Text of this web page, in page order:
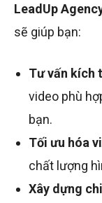
LeadUp
sẽ giúp bạn:
Tư vấn kích
video phù
bạn.
Tối ưu hóa
chất lượng
Xây dựng